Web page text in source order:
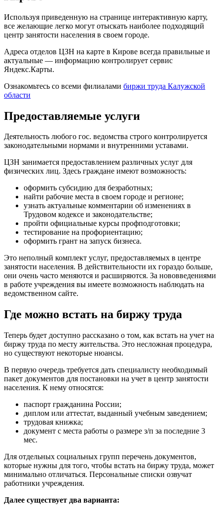
Используя приведенную на странице интерактивную карту,
все желающие легко могут отыскать наиболее подходящий
центр занятости населения в своем городе.
Адреса отделов ЦЗН на карте в Кирове всегда правильные и
актуальные — информацию контролирует сервис
Яндекс.Карты.
Ознакомьтесь со всеми филиалами биржи труда Калужской
области
Предоставляемые услуги
Деятельность любого гос. ведомства строго контролируется
законодательными нормами и внутренними уставами.
ЦЗН занимается предоставлением различных услуг для
физических лиц. Здесь граждане имеют возможность:
оформить субсидию для безработных;
найти рабочие места в своем городе и регионе;
узнать актуальные комментарии об изменениях в
Трудовом кодексе и законодательстве;
пройти официальные курсы профподготовки;
тестирование на профориентацию;
оформить грант на запуск бизнеса.
Это неполный комплект услуг, предоставляемых в центре
занятости населения. В действительности их гораздо больше,
они очень часто меняются и расширяются. За нововведениями
в работе учреждения вы имеете возможность наблюдать на
ведомственном сайте.
Где можно встать на биржу труда
Теперь будет доступно рассказано о том, как встать на учет на
биржу труда по месту жительства. Это несложная процедура,
но существуют некоторые нюансы.
В первую очередь требуется дать специалисту необходимый
пакет документов для постановки на учет в центр занятости
населения. К нему относятся:
паспорт гражданина России;
диплом или аттестат, выданный учебным заведением;
трудовая книжка;
документ с места работы о размере з/п за последние 3
мес.
Для отдельных социальных групп перечень документов,
которые нужны для того, чтобы встать на биржу труда, может
минимально отличаться. Персональные списки озвучат
работники учреждения.
Далее существует два варианта: